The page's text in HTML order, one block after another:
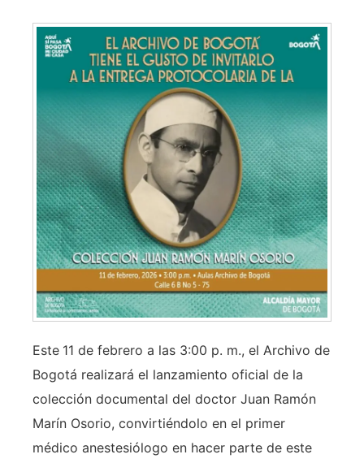
Este 11 de febrero a las 3:00 p. m., el Archivo de
Bogotá realizará el lanzamiento oficial de la
colección documental del doctor Juan Ramón
Marín Osorio, convirtiéndolo en el primer
médico anestesiólogo en hacer parte de este